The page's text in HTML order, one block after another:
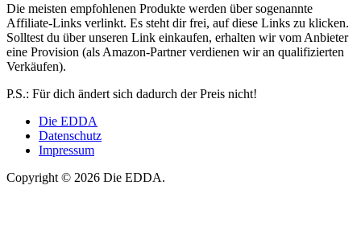
Die meisten empfohlenen Produkte werden über sogenannte
Affiliate-Links verlinkt. Es steht dir frei, auf diese Links zu klicken.
Solltest du über unseren Link einkaufen, erhalten wir vom Anbieter
eine Provision (als Amazon-Partner verdienen wir an qualifizierten
Verkäufen).
P.S.: Für dich ändert sich dadurch der Preis nicht!
Die EDDA
Datenschutz
Impressum
Copyright © 2026 Die EDDA.